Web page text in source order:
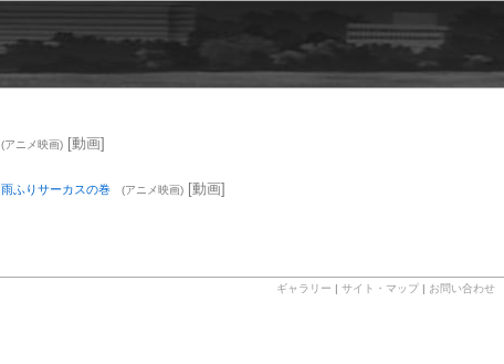
(アニメ映画)[動画]
雨ふりサーカスの巻 (アニメ映画)[動画]
ギャラリー サイト・マップ お問い合わせ